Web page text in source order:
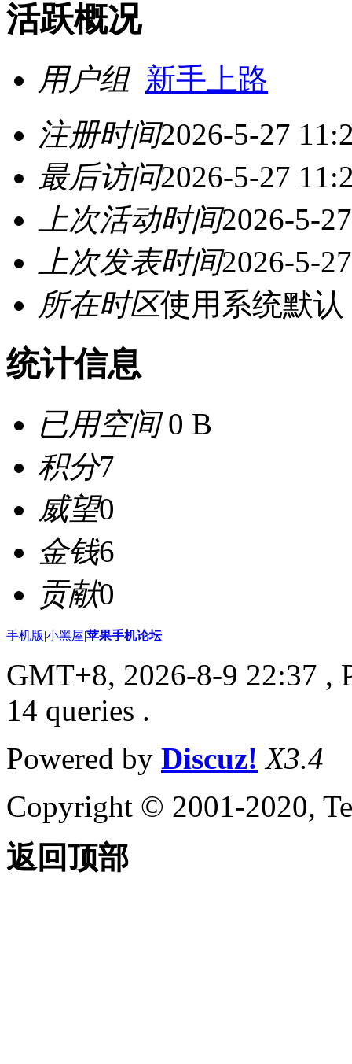
活跃概况
用户组 新手上路
注册时间2026-5-27
最后访问2026-5-27
上次活动时间2026-5-
上次发表时间2026-5-
所在时区使用系统默认
统计信息
已用空间0 B
积分7
威望0
金钱6
贡献0
手机版|小黑屋|苹果手机论坛
GMT+8, 2026-8-9 22:37 ,
14 queries .
Powered by Discuz! X3.4
Copyright © 2001-2020,
返回顶部